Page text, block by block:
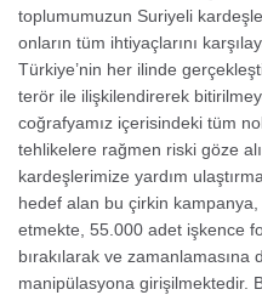
toplumumuzun Suriyeli
onların tüm ihtiyaçlarını
Türkiye’nin her ilinde
terör ile ilişkilendirerek
coğrafyamız içerisindeki tüm
tehlikelere rağmen riski göze
kardeşlerimize yardım
hedef alan bu çirkin
etmekte, 55.000 adet işkence
bırakılarak ve
manipülasyona girişilmektedir.